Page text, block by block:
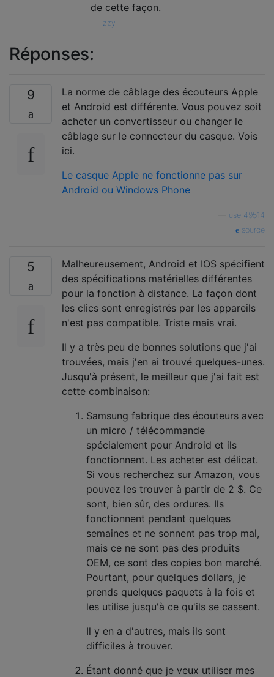
de cette façon.
Izzy
Réponses:
9
La norme de câblage des écouteurs Apple
et Android est différente. Vous pouvez soit
acheter un convertisseur ou changer le
câblage sur le connecteur du casque. Vois
ici.
Le casque Apple ne fonctionne pas sur
Android ou Windows Phone
user49514
source
5
Malheureusement, Android et IOS spécifient
des spécifications matérielles différentes
pour la fonction à distance. La façon dont
les clics sont enregistrés par les appareils
n'est pas compatible. Triste mais vrai.
Il y a très peu de bonnes solutions que j'ai
trouvées, mais j'en ai trouvé quelques-unes.
Jusqu'à présent, le meilleur que j'ai fait est
cette combinaison:
Samsung fabrique des écouteurs avec
un micro / télécommande
spécialement pour Android et ils
fonctionnent. Les acheter est délicat.
Si vous recherchez sur Amazon, vous
pouvez les trouver à partir de 2 $. Ce
sont, bien sûr, des ordures. Ils
fonctionnent pendant quelques
semaines et ne sonnent pas trop mal,
mais ce ne sont pas des produits
OEM, ce sont des copies bon marché.
Pourtant, pour quelques dollars, je
prends quelques paquets à la fois et
les utilise jusqu'à ce qu'ils se cassent.
Il y en a d'autres, mais ils sont
difficiles à trouver.
Étant donné que je veux utiliser mes